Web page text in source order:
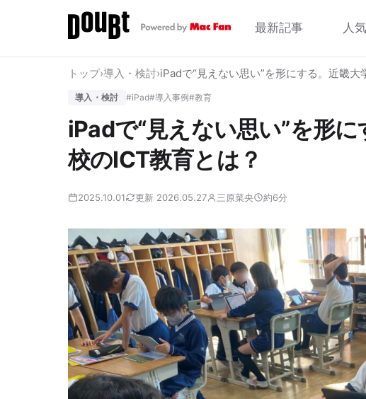
最新記事 人
トップ›導入・検討›iPadで“見えない思い”を形にする。近畿大
導入・検討 #iPad#導入事例#教育
iPadで“見えない思い”を形
校のICT教育とは？
2025.10.01 更新 2026.05.27 三原菜央 約6分